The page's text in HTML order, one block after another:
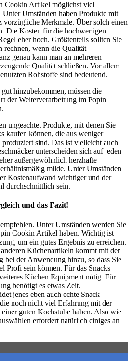
Cookin Artikel möglichst viel
Umständen haben Produkte mit
vorzügliche Merkmale. Über solch einen
Die Kosten für die hochwertigen
eher hoch. Größtenteils sollten Sie
rechnen, wenn die Qualität
genau kann man an mehreren
Qualität schließen. Vor allem
Rohstoffe sind bedeutend.
hinzubekommen, müssen die
der Weiterverarbeitung im Popin
ungeachtet Produkte, mit denen Sie
kaufen können, die aus weniger
sind. Das ist vielleicht auch
unterscheiden sich auf jeden
außergewöhnlich herzhafte
milde. Unter Umständen
Kostenaufwand wichtiger und der
durchschnittlich sein.
und das Fazit!
Unter Umständen werden Sie
Cookin Artikel haben. Wichtig ist
um ein gutes Ergebnis zu erreichen.
Küchenartikeln kommt mit der
bei der Anwendung hinzu, so dass Sie
Profi sein können. Für das Snacks
Küchen Equipment nötig. Für
benötigt es etwas Zeit.
jenes eben auch echte Snack
noch nicht viel Erfahrung mit der
guten Kochstube haben. Also wie
erfordert natürlich einiges an